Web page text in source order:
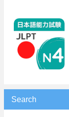
Search